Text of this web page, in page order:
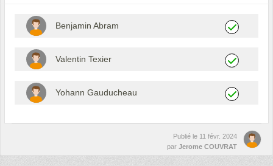
Benjamin Abram
Valentin Texier
Yohann Gauducheau
Publié le 11 févr. 2024
par Jerome COUVRAT